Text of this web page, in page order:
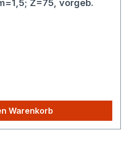
Z=75, vorgeb.
Warenkorb